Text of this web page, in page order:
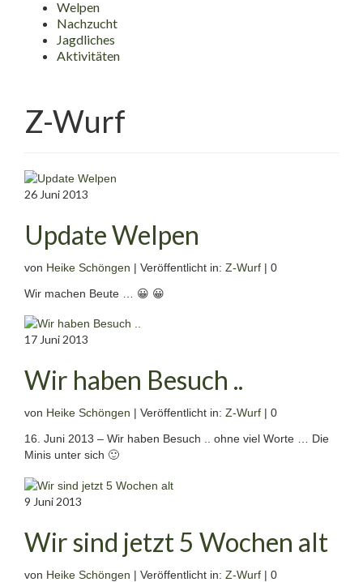
Welpen
Nachzucht
Jagdliches
Aktivitäten
Z-Wurf
26 Juni 2013
Update Welpen
von Heike Schöngen | Veröffentlicht in: Z-Wurf | 0
Wir machen Beute … 😀 😀
17Juni 2013
Wir haben Besuch ..
von Heike Schöngen | Veröffentlicht in: Z-Wurf | 0
16. Juni 2013 – Wir haben Besuch .. ohne viel Worte … Die
Minis unter sich 🙂
9 Juni 2013
Wir sind jetzt 5 Wochen alt
von Heike Schöngen | Veröffentlicht in: Z-Wurf | 0